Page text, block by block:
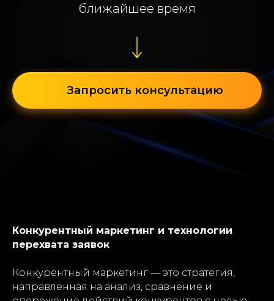
ближайшее время
Запросить консультацию
Конкурентный маркетинг и технологии
перехвата заявок
Конкурентный маркетинг — это стратегия,
направленная на анализ, сравнение и